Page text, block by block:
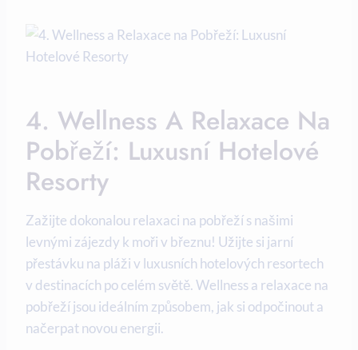
4. Wellness A⁣ Relaxace Na
⁣Pobřeží: Luxusní Hotelové
Resorty
Zažijte dokonalou ⁢relaxaci ​na pobřeží ⁣s⁢ našimi
levnými zájezdy ‍k moři v březnu! Užijte si‌ jarní
přestávku na pláži v luxusních hotelových resortech
v destinacích‌ po celém světě.⁢ Wellness a relaxace na
pobřeží jsou ‌ideálním způsobem, jak si odpočinout‍ a
načerpat novou energii. ​